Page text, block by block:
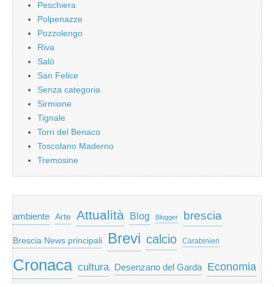
Peschiera
Polpenazze
Pozzolengo
Riva
Salò
San Felice
Senza categoria
Sirmione
Tignale
Torri del Benaco
Toscolano Maderno
Tremosine
ambiente Arte Attualità Blog Blogger brescia
Brescia News principali Brevi calcio Carabinieri
Cronaca cultura Desenzano del Garda Economia